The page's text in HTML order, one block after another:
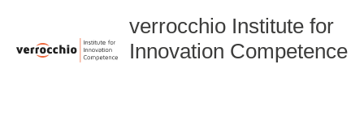
verrocchio Institute for
Innovation Competence